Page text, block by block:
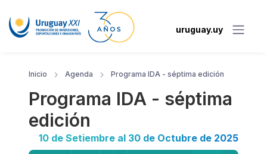
uruguay.uy
Inicio Agenda Programa IDA - séptima edición
Programa IDA - séptima
edición
10 de Setiembre al 30 de Octubre de 2025